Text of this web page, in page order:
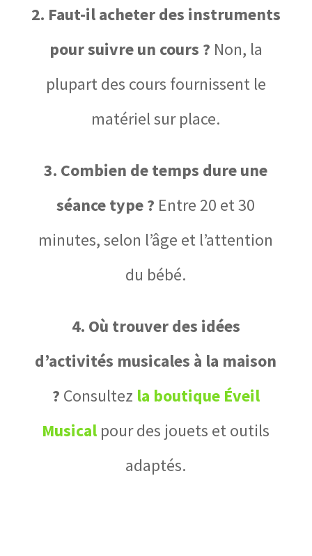
2. Faut-il acheter des instruments
pour suivre un cours ? Non, la
plupart des cours fournissent le
matériel sur place.
3. Combien de temps dure une
séance type ? Entre 20 et 30
minutes, selon l’âge et l’attention
du bébé.
4. Où trouver des idées
d’activités musicales à la maison
? Consultez la boutique Éveil
Musical pour des jouets et outils
adaptés.